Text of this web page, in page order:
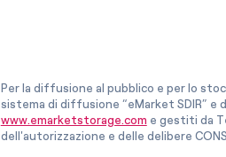
Per la diffusione al pubblico e per lo
sistema di diffusione “eMarket SDIR” e
www.emarketstorage.com e gestiti da
dell'autorizzazione e delle delibere